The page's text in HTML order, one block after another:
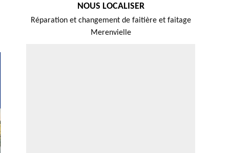
NOUS LOCALISER
Réparation et changement de faitière et faitage
Merenvielle